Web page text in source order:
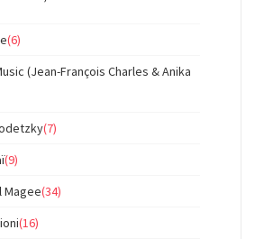
(6)
(Jean-François Charles & Anika
(7)
(9)
Magee(34)
(16)